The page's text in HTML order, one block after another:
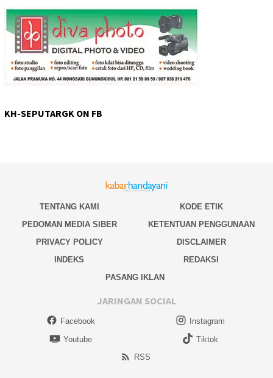
KH-SEPUTARGK ON FB
TENTANG KAMI
KODE ETIK
PEDOMAN MEDIA SIBER
KETENTUAN PENGGUNAAN
PRIVACY POLICY
DISCLAIMER
INDEKS
REDAKSI
PASANG IKLAN
JARINGAN SOCIAL
Facebook
Instagram
Youtube
Tiktok
RSS